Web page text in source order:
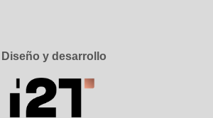
Diseño y desarrollo